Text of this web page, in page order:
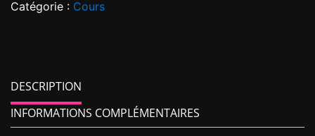
Catégorie : Cours
DESCRIPTION
INFORMATIONS COMPLÉMENTAIRES